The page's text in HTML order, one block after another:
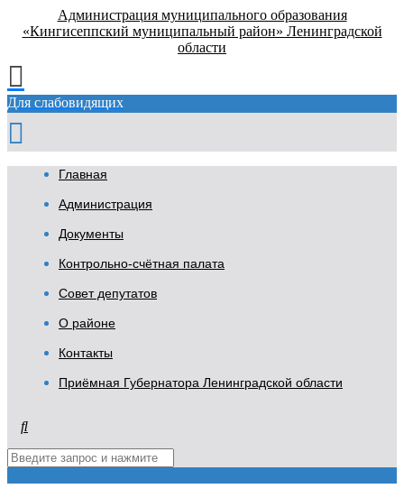
Администрация муниципального образования
«Кингисеппский муниципальный район» Ленинградской
области
Для слабовидящих
Главная
Администрация
Документы
Контрольно-счётная палата
Совет депутатов
О районе
Контакты
Приёмная Губернатора Ленинградской области